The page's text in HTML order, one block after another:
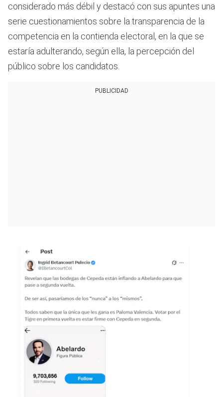
considerado más débil y destacó con sus apuntes una
serie cuestionamientos sobre la transparencia de la
competencia en la contienda electoral, en la que se
estaría adulterando, según ella, la percepción del
público sobre los candidatos.
PUBLICIDAD